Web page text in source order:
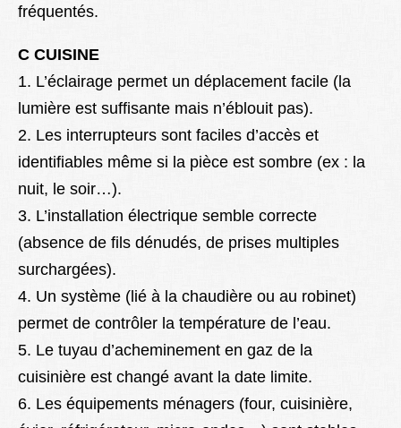
fréquentés.
C CUISINE
1. L’éclairage permet un déplacement facile (la
lumière est suffisante mais n’éblouit pas).
2. Les interrupteurs sont faciles d’accès et
identifiables même si la pièce est sombre (ex : la
nuit, le soir…).
3. L’installation électrique semble correcte
(absence de fils dénudés, de prises multiples
surchargées).
4. Un système (lié à la chaudière ou au robinet)
permet de contrôler la température de l’eau.
5. Le tuyau d’acheminement en gaz de la
cuisinière est changé avant la date limite.
6. Les équipements ménagers (four, cuisinière,